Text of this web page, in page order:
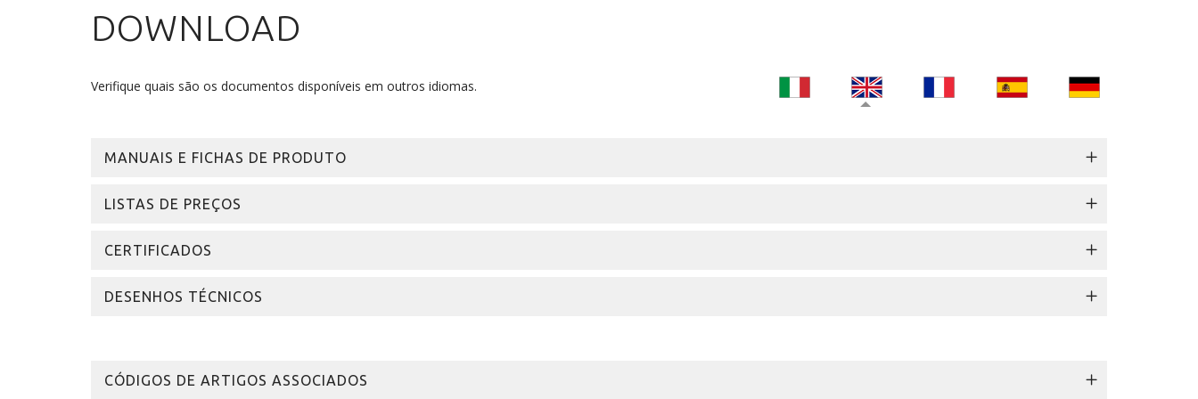
DOWNLOAD
Verifique quais são os documentos disponíveis em outros idiomas.
MANUAIS E FICHAS DE PRODUTO
LISTAS DE PREÇOS
CERTIFICADOS
DESENHOS TÉCNICOS
CÓDIGOS DE ARTIGOS ASSOCIADOS